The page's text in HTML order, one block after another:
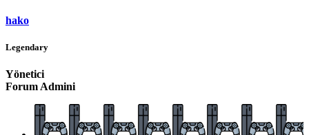
hako
Legendary
Yönetici
Forum Admini